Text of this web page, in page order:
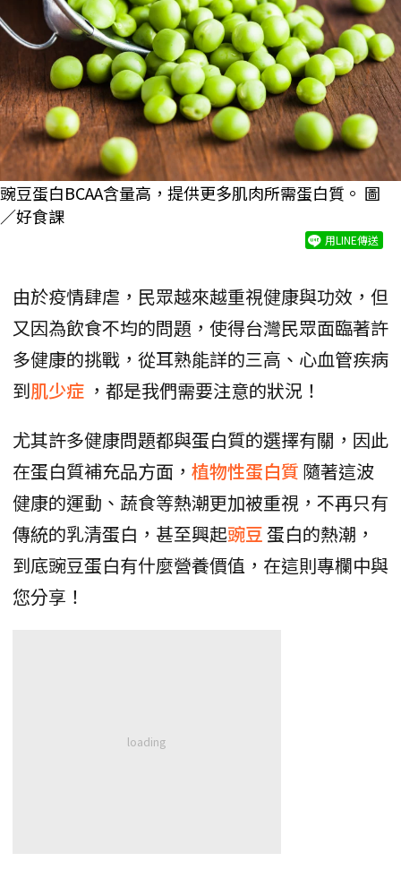
豌豆蛋白BCAA含量高，提供更多肌肉所需蛋白質。 圖
／好食課
用LINE傳送
由於疫情肆虐，民眾越來越重視健康與功效，但
又因為飲食不均的問題，使得台灣民眾面臨著許
多健康的挑戰，從耳熟能詳的三高、心血管疾病
到肌少症 ，都是我們需要注意的狀況！
尤其許多健康問題都與蛋白質的選擇有關，因此
在蛋白質補充品方面， 植物性蛋白質 隨著這波
健康的運動、蔬食等熱潮更加被重視，不再只有
傳統的乳清蛋白，甚至興起豌豆蛋白的熱潮，
到底豌豆蛋白有什麼營養價值，在這則專欄中與
您分享！